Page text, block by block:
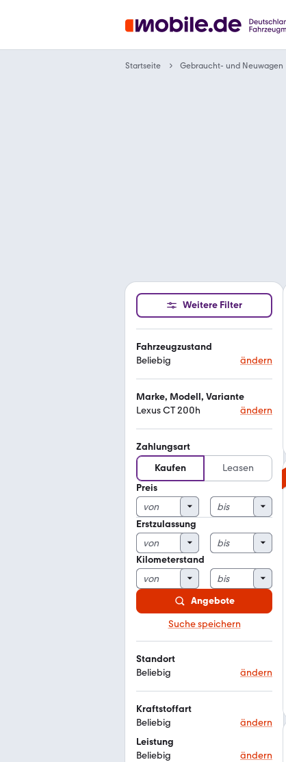
Startseite Gebraucht- und Neuwagen
Weitere Filter
Fahrzeugzustand
Beliebig
ändern
Marke, Modell, Variante
Lexus CT 200h
ändern
Zahlungsart
Kaufen
Leasen
Preis
Erstzulassung
Kilometerstand
Angebote
Suche speichern
Standort
Beliebig
ändern
Kraftstoffart
Beliebig
ändern
Leistung
Beliebig
ändern